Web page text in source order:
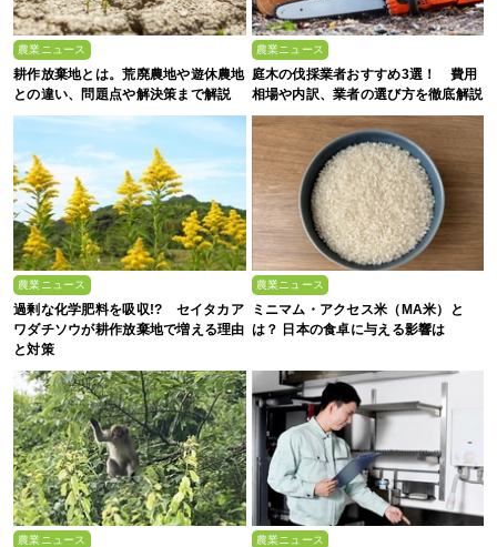
農業ニュース
耕作放棄地とは。荒廃農地や遊休農地
との違い、問題点や解決策まで解説
農業ニュース
庭木の伐採業者おすすめ3選！ 費用
相場や内訳、業者の選び方を徹底解説
農業ニュース
過剰な化学肥料を吸収!? セイタカア
ワダチソウが耕作放棄地で増える理由
と対策
農業ニュース
ミニマム・アクセス米（MA米）と
は？ 日本の食卓に与える影響は
農業ニュース 農業ニュース